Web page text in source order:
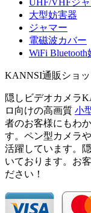
UHF/VHFジ
大型妨害器
ジャマー
電磁波カバー
WiFi Bluetooth
KANNSI通販ショ
隠しビデオカメラ
ロ向けの高画質 小
者のお客様にもわ
す。ペン型カメラ
活躍しています。
いております。お
ださい！